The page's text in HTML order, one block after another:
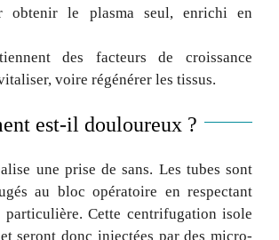
obtenir le plasma seul, enrichi en
des facteurs de croissance
voire régénérer les tissus.
est-il douloureux ?
une prise de sans. Les tubes sont
au bloc opératoire en respectant
particulière. Cette centrifugation isole
seront donc injectées par des micro-